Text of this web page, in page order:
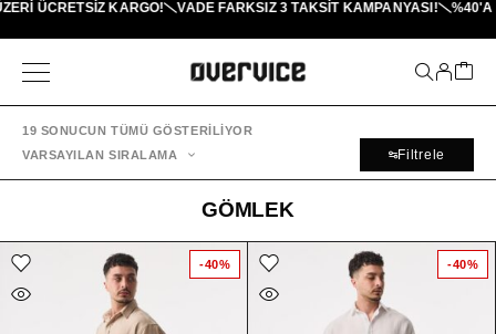
KARGO! VADE FARKSIZ 3 TAKSIT KAMPANYASI! %40'A
19 SONUCUN TÜMÜ GÖSTERILIYOR
VARSAYILAN SIRALAMA
Filtrele
GÖMLEK
-40% -40%